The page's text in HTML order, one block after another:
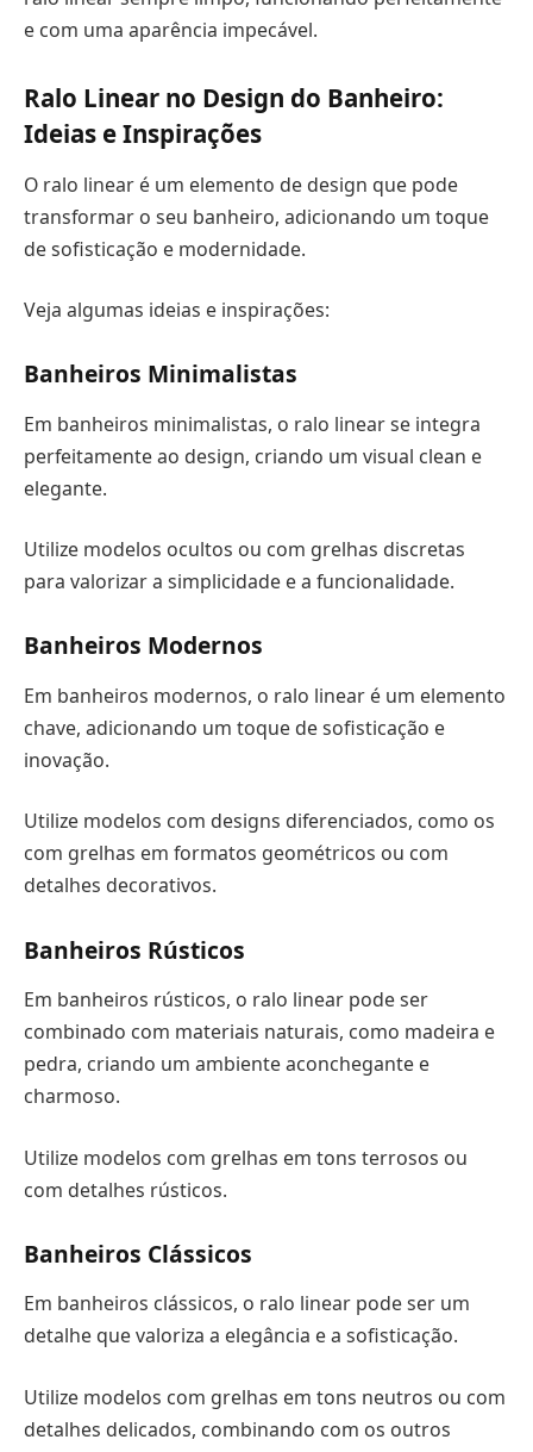
e com uma aparência impecável.
Ralo Linear no Design do Banheiro:
Ideias e Inspirações
O ralo linear é um elemento de design que pode
transformar o seu banheiro, adicionando um toque
de sofisticação e modernidade.
Veja algumas ideias e inspirações:
Banheiros Minimalistas
Em banheiros minimalistas, o ralo linear se integra
perfeitamente ao design, criando um visual clean e
elegante.
Utilize modelos ocultos ou com grelhas discretas
para valorizar a simplicidade e a funcionalidade.
Banheiros Modernos
Em banheiros modernos, o ralo linear é um elemento
chave, adicionando um toque de sofisticação e
inovação.
Utilize modelos com designs diferenciados, como os
com grelhas em formatos geométricos ou com
detalhes decorativos.
Banheiros Rústicos
Em banheiros rústicos, o ralo linear pode ser
combinado com materiais naturais, como madeira e
pedra, criando um ambiente aconchegante e
charmoso.
Utilize modelos com grelhas em tons terrosos ou
com detalhes rústicos.
Banheiros Clássicos
Em banheiros clássicos, o ralo linear pode ser um
detalhe que valoriza a elegância e a sofisticação.
Utilize modelos com grelhas em tons neutros ou com
detalhes delicados, combinando com os outros